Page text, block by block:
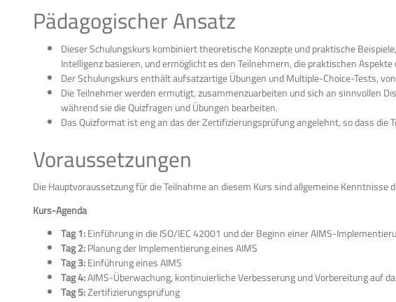
Pädagogischer Ansatz
Dieser Schulungskurs kombiniert theoretische Konzepte und praktische
Intelligenz basieren, und ermöglicht es den Teilnehmern, die praktischen
Der Schulungskurs enthält aufsatzartige Übungen und Multiple-Choice-Tests,
Die Teilnehmer werden ermutigt, zusammenzuarbeiten und sich an sinnvollen
während sie die Quizfragen und Übungen bearbeiten.
Das Quizformat ist eng an das der Zertifizierungsprüfung angelehnt, so dass die
Voraussetzungen
Die Hauptvoraussetzung für die Teilnahme an diesem Kurs sind allgemeine Kenntnisse
Kurs-Agenda
Tag 1:Einführung in die ISO/IEC 42001 und der Beginn einer AIMS-
Tag 2:Planung der Implementierung eines AIMS
Tag 3:Einführung eines AIMS
Tag 4:AIMS-Überwachung, kontinuierliche Verbesserung und Vorbereitung auf
Tag 5:Zertifizierungsprüfung